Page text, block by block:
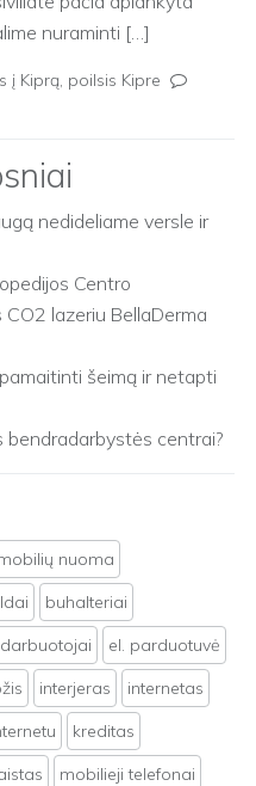
nuraminti […]
į Kiprą, poilsis Kipre
nedideliame versle ir
Centro
lazeriu BellaDerma
šeimą ir netapti
bendradarbystės centrai?
nuoma
buhalteriai
darbuotojai
el. parduotuvė
interjeras
internetas
kreditas
mobilieji telefonai